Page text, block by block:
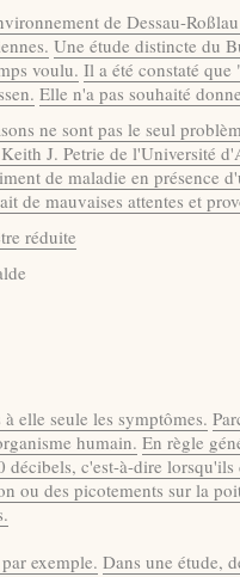
de Dessau-
Une étude distincte du
voulu. Il a été constaté que
Elle n'a pas souhaité
ne sont pas le seul
J. Petrie de l'Université
de maladie en présence
de mauvaises attentes et
réduite
elle seule les symptômes.
humain. En règle
décibels, c'est-à-dire
ou des picotements sur la
exemple. Dans une étude,